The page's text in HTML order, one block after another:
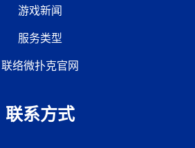
游戏新闻
服务类型
联络微扑克官网
联系方式